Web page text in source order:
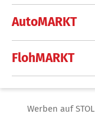
AutoMARKT
FlohMARKT
Werben auf STOL